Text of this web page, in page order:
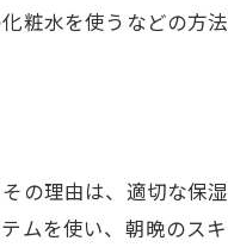
粧水を使うなどの方
の理由は、適切な保
ムを使い、朝晩のス